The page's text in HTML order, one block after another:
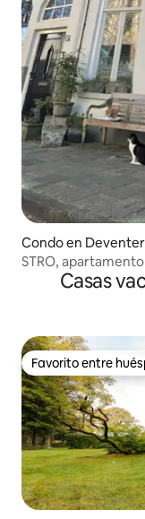
Condo en Deventer
STRO,
Casas
Favorito entre
Favorito entre